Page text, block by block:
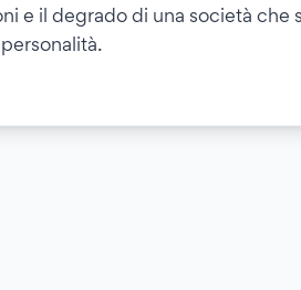
e il degrado di una società che